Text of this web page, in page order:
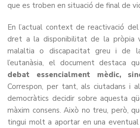
que es troben en situació de final de
En l’actual context de reactivació
dret a la disponibilitat de la pròpia
malaltia o discapacitat greu i de
l’eutanàsia, el document destaca
debat essencialment mèdic,
Correspon, per tant, als ciutadans i
democràtics decidir sobre aquesta
màxim consens. Això no treu, però,
tingui molt a aportar en una